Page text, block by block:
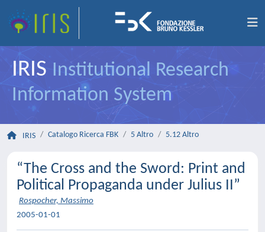
IRIS Institutional Research
Information System
IRIS Catalogo Ricerca FBK 5 Altro 5.12 Altro
“The Cross and the Sword: Print and
Political Propaganda under Julius II”
Rospocher, Massimo
2005-01-01